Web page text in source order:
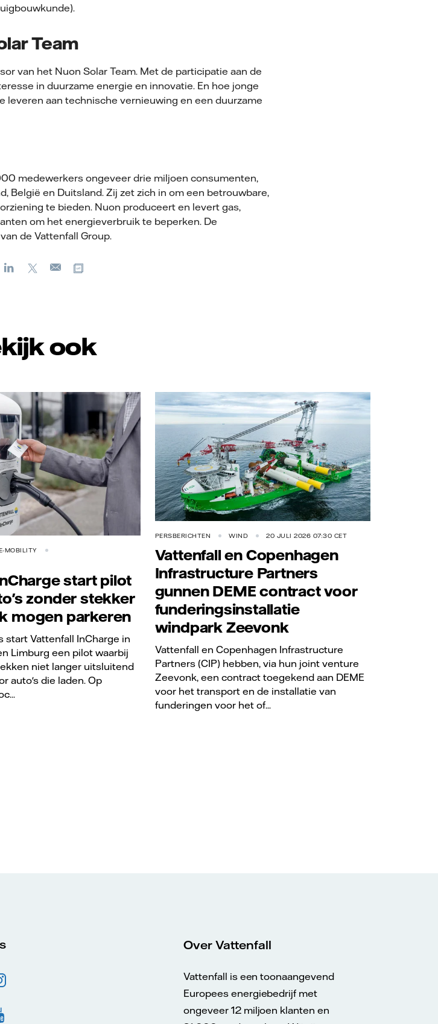
Team
van het Nuon Solar Team. Met de participatie aan de
in duurzame energie en innovatie. En hoe jonge
aan technische vernieuwing en een duurzame
medewerkers ongeveer drie miljoen consumenten,
België en Duitsland. Zij zet zich in om een betrouwbare,
te bieden. Nuon produceert en levert gas,
om het energieverbruik te beperken. De
de Vattenfall Group.
FacebookLinkedIn
X
E-
ook
MOBILITY
start pilot
zonder stekker
mogen parkeren
start Vattenfall InCharge in
Limburg een pilot waarbij
niet langer uitsluitend
auto's die laden. Op
PERSBERICHTEN WIND 20 JULI 2026 07:30 CET
Vattenfall en Copenhagen
Infrastructure Partners
gunnen DEME contract voor
funderingsinstallatie
windpark Zeevonk
Vattenfall en Copenhagen Infrastructure
Partners (CIP) hebben, via hun joint venture
Zeevonk, een contract toegekend aan DEME
voor het transport en de installatie van
funderingen voor het of...
Over Vattenfall
Vattenfall is een toonaangevend
Europees energiebedrijf met
ongeveer 12 miljoen klanten en